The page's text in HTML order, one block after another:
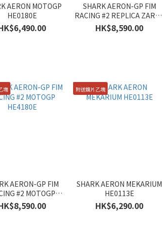
AERON MOTOGP
HE0180E
SHARK AERON-GP FIM
RACING #2 REPLICA ZARCO
GP DE FRANCE 2026
HE4105E
HK$8,590.00
塊
AERON-GP FIM
#2 MOTOGP
HE4180E
附送鏡片乙塊
SHARK AERON MEKARIUM
HE0113E
HK$6,290.00